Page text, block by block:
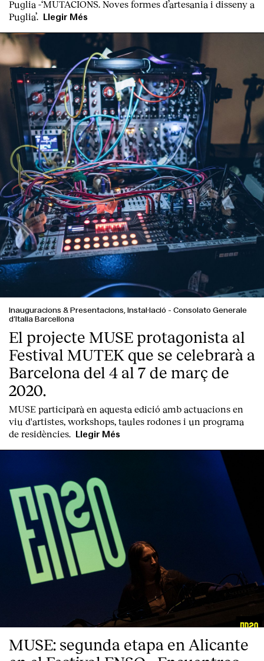
Puglia -‘MUTACIONS. Noves formes d’artesania i disseny a
Puglia’.
Llegir Més
Inauguracions & Presentacions, Instal·lació - Consolato Generale
d’Italia Barcellona
El projecte MUSE protagonista al
Festival MUTEK que se celebrarà a
Barcelona del 4 al 7 de març de
2020.
MUSE participarà en aquesta edició amb actuacions en
viu d'artistes, workshops, taules rodones i un programa
de residències.
Llegir Més
MUSE: segunda etapa en Alicante